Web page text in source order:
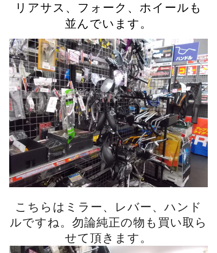
リアサス、フォーク、ホイール も
並んでいます。
こちらはミラー、レバー、ハンド
ルですね。勿論純正の物も買い取ら
せて頂きます。